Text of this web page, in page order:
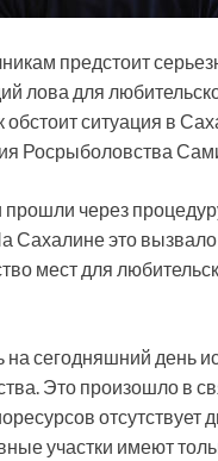
предстоит
лова для
ситуация в
Росрыболовства
прошли через
это вызвало
мест для
на сегодняшний день
Это произошло в
отсутствует
участки имеют